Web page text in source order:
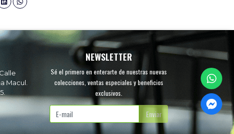
Macul.
NEWSLETTER
Sé el primero en enterarte de nuestras nuevas
colecciones, ventas especiales y beneficios
exclusivos.
Enviar